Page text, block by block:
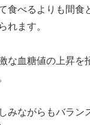
食べるよりも間食
れます。
な血糖値の上昇を
みながらもバラン